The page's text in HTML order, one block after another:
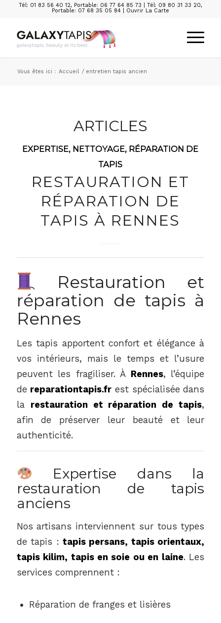
Tél: 01 83 56 40 12, Portable: 06 77 64 85 73 Tél: 09 80 31 33 20,
Portable: 07 68 35 05 84| Ouvrir La Carte
Vous êtes ici : Accueil / entretien tapis ancien
ARTICLES
EXPERTISE, NETTOYAGE, RÉPARATION DE
TAPIS
RESTAURATION ET
RÉPARATION DE
TAPIS À RENNES
Restauration et
réparation de tapis à
Rennes
Les tapis apportent confort et élégance à
vos intérieurs, mais le temps et l’usure
peuvent les fragiliser. À Rennes, l’équipe
de reparationtapis.fr est spécialisée dans
la restauration et réparation de tapis,
afin de préserver leur beauté et leur
authenticité.
Expertise dans la
restauration de tapis
anciens
Nos artisans interviennent sur tous types
de tapis : tapis persans, tapis orientaux,
tapis kilim, tapis en soie ou en laine. Les
services comprennent :
Réparation de franges et lisières